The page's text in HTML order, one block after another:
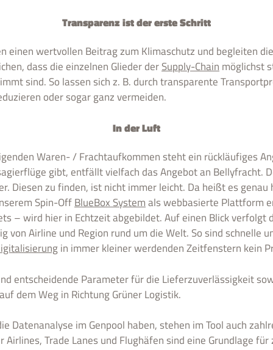
Transparenz ist der erste Schritt
einen wertvollen Beitrag zum Klimaschutz und begleiten
dass die einzelnen Glieder derSupply-Chain möglichst
sind. So lassen sich z. B. durch transparente
oder sogar ganz vermeiden.
In der Luft
Waren- / Frachtaufkommen steht ein rückläufiges
gibt, entfällt vielfach das Angebot an Bellyfracht.
Diesen zu finden, ist nicht immer leicht. Da heißt es
Spin-OffBlueBox Systemals webbasierte Plattform
– wird hier in Echtzeit abgebildet. Auf einen Blick verfolgt
von Airline und Region rund um die Welt. So sind schnelle
in immer kleiner werdenden Zeitfenstern kein
entscheidende Parameter für die Lieferzuverlässigkeit
dem Weg in Richtung Grüner Logistik.
Datenanalyse im Genpool haben, stehen im Tool auch
Airlines, Trade Lanes und Flughäfen sind eine Grundlage